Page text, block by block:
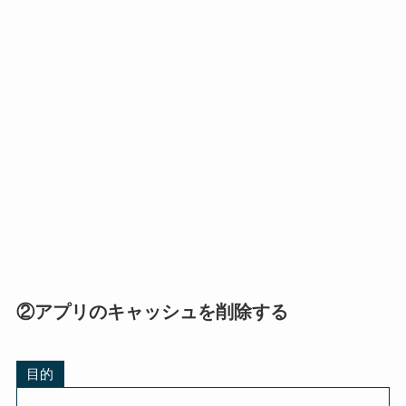
②アプリのキャッシュを削除する
目的